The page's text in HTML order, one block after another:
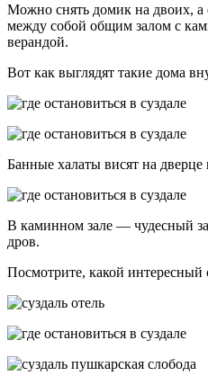
Можно снять домик на двоих, а
между собой общим залом с
верандой.
Вот как выглядят такие дома
Банные халаты висят на
В каминном зале — чудесный
дров.
Посмотрите, какой интересный